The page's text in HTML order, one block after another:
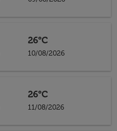
26°C
10/08/2026
26°C
11/08/2026